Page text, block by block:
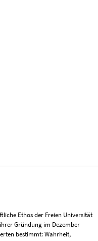
Ethos der Freien Universität
Gründung im Dezember
bestimmt: Wahrheit,